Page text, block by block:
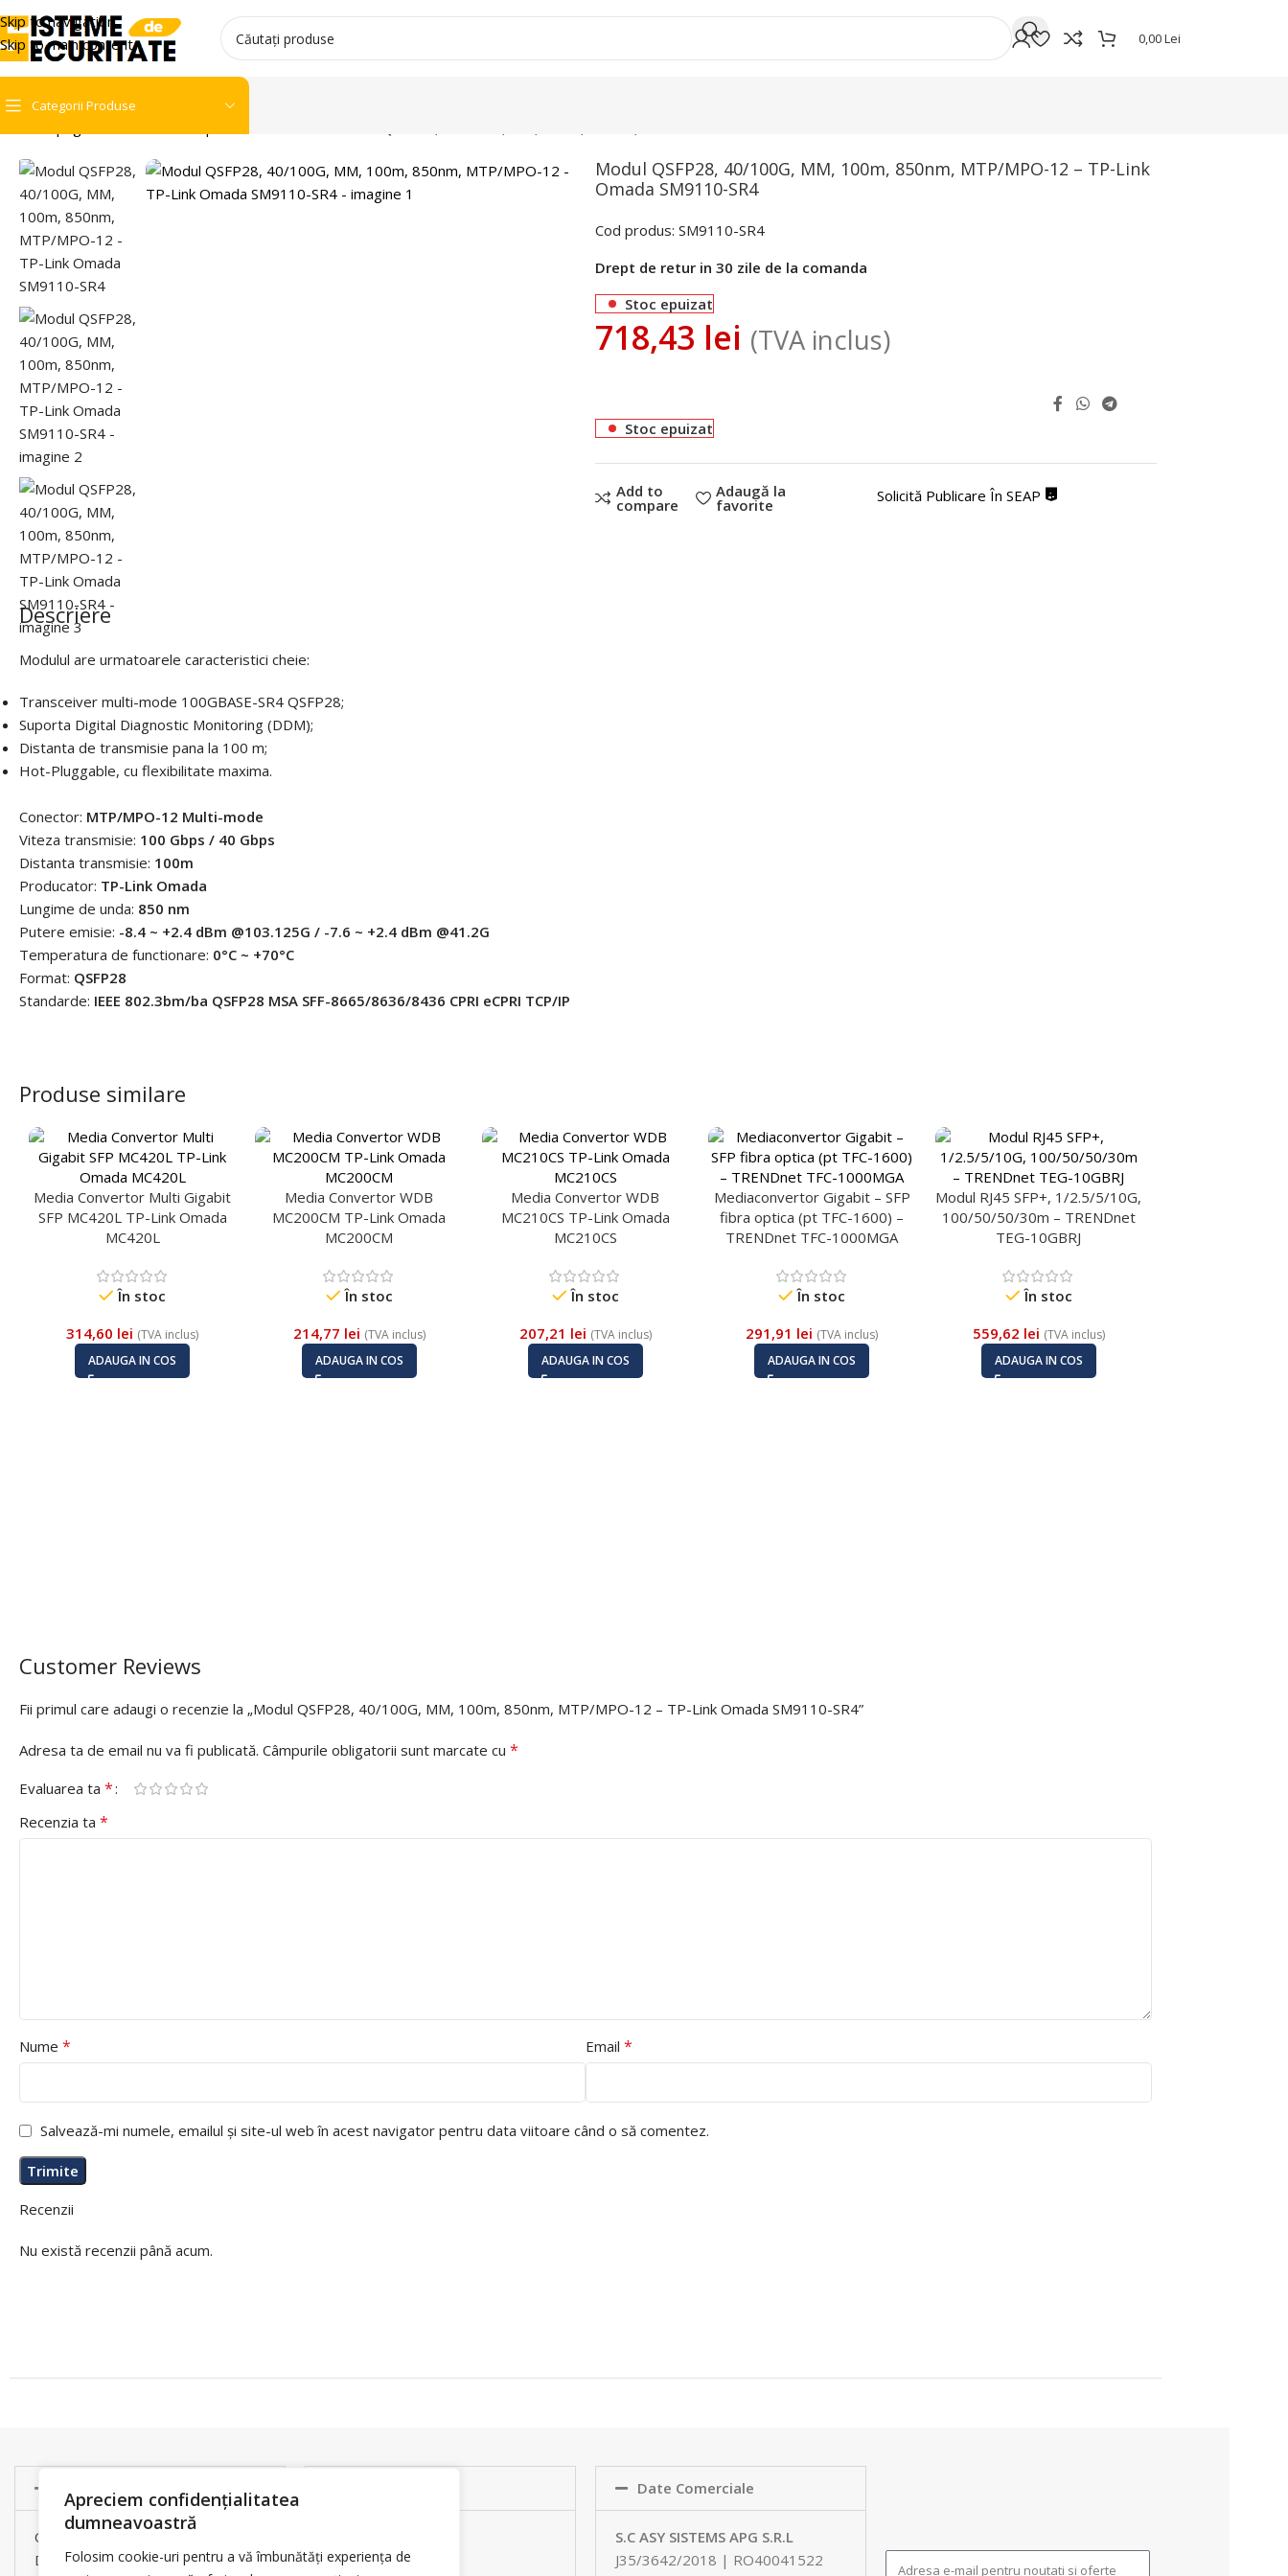
Apreciem confidențialitatea
dumneavoastră
Folosim cookie-uri pentru a vă îmbunătăți experiența de
Skip to navigation
Skip to main content
0,00Lei
Categorii Produse
Modul QSFP28, 40/100G, MM, 100m, 850nm, MTP/MPO-12 – TP-Link
Omada SM9110-SR4
Cod produs: SM9110-SR4
Drept de retur in 30 zile de la comanda
Stoc epuizat
718,43 lei (TVA inclus)
Stoc epuizat
Add to
compare
Adaugă la
favorite Solicită Publicare În SEAP
Descriere
Modulul are urmatoarele caracteristici cheie:
Transceiver multi-mode 100GBASE-SR4 QSFP28;
Suporta Digital Diagnostic Monitoring (DDM);
Distanta de transmisie pana la 100 m;
Hot-Pluggable, cu flexibilitate maxima.
Conector: MTP/MPO-12 Multi-mode
Viteza transmisie: 100 Gbps / 40 Gbps
Distanta transmisie: 100m
Producator: TP-Link Omada
Lungime de unda: 850 nm
Putere emisie: -8.4 ~ +2.4 dBm @103.125G / -7.6 ~ +2.4 dBm @41.2G
Temperatura de functionare: 0°C ~ +70°C
Format: QSFP28
Standarde: IEEE 802.3bm/ba QSFP28 MSA SFF-8665/8636/8436 CPRI eCPRI TCP/IP
Produse similare
Media Convertor Multi Gigabit
SFP MC420L TP-Link Omada
MC420L
În stoc
314,60 lei (TVA inclus)
ADAUGA IN COS
Media Convertor WDB
MC200CM TP-Link Omada
MC200CM
În stoc
214,77 lei (TVA inclus)
ADAUGA IN COS
Media Convertor WDB
MC210CS TP-Link Omada
MC210CS
În stoc
207,21 lei (TVA inclus)
ADAUGA IN COS
Mediaconvertor Gigabit – SFP
fibra optica (pt TFC-1600) –
TRENDnet TFC-1000MGA
În stoc
291,91 lei (TVA inclus)
ADAUGA IN COS
Modul RJ45 SFP+, 1/2.5/5/10G,
100/50/50/30m – TRENDnet
TEG-10GBRJ
În stoc
559,62 lei (TVA inclus)
ADAUGA IN COS
Customer Reviews
Recenzii
Nu există recenzii până acum.
Fii primul care adaugi o recenzie la „Modul QSFP28, 40/100G, MM, 100m, 850nm, MTP/MPO-12 – TP-Link Omada SM9110-SR4”
Adresa ta de email nu va fi publicată. Câmpurile obligatorii sunt marcate cu *
Evaluarea ta *
Recenzia ta *
Nume * Email *
Salvează-mi numele, emailul și site-ul web în acest navigator pentru data viitoare când o să comentez.
Informatii
Contact
Despre noi
Metode de Plata
Date Comerciale
S.C ASY SISTEMS APG S.R.L
J35/3642/2018 | RO40041522